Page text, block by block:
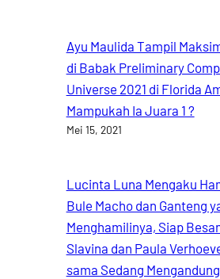
Ayu Maulida Tampil
di Babak Preliminary
Universe 2021 di Florida
Mampukah Ia Juara 1 ?
Mei 15, 2021
Lucinta Luna Mengaku
Bule Macho dan Ganteng
Menghamilinya, Siap
Slavina dan Paula
sama Sedang Mengandung